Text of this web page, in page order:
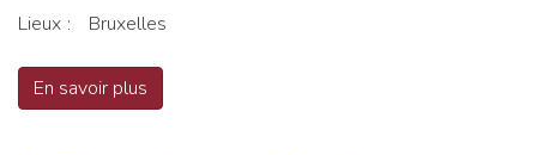
Lieux
Bruxelles
En savoir plus